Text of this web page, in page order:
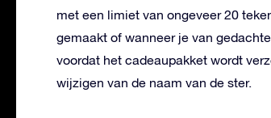
met een limiet van ongeveer 20
gemaakt of wanneer je van
voordat het cadeaupakket wordt
wijzigen van de naam van de ster.